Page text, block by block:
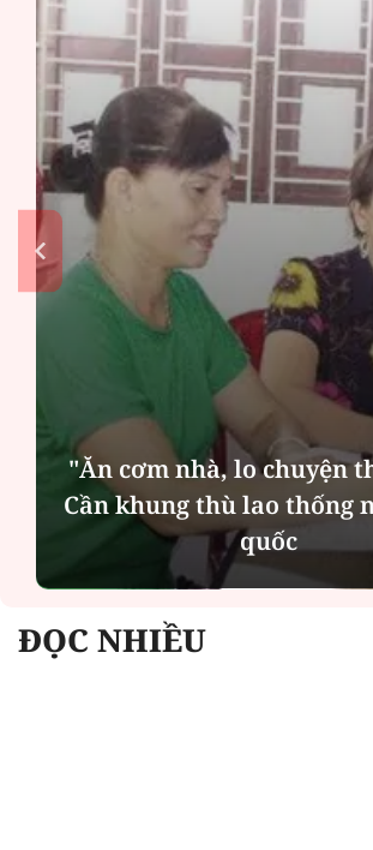
"Ăn cơm nhà, lo chuyện
Cần khung thù lao thống
quốc
ĐỌC NHIỀU